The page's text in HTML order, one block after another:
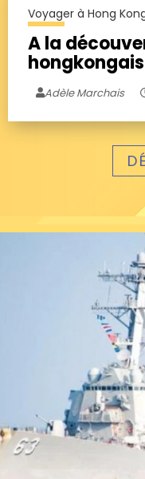
Voyager à Hong
A la
Adèle Marchais